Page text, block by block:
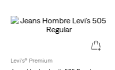
Levi's® Premium